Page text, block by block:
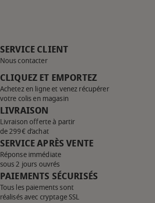
SERVICE CLIENT
Nous contacter
CLIQUEZ ET EMPORTEZ
Achetez en ligne et venez récupérer
votre colis en magasin
LIVRAISON
Livraison offerte à partir
de 299€ d’achat
SERVICE APRÈS VENTE
Réponse immédiate
sous 2 jours ouvrés
PAIEMENTS SÉCURISÉS
Tous les paiements sont
réalisés avec cryptage SSL